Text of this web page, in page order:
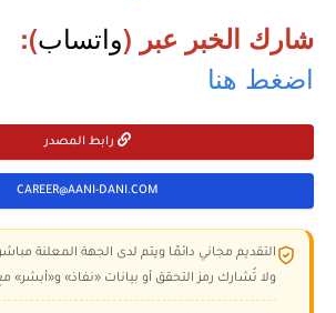
شارك الخبر عبر (واتساب):
اضغط هنا
رابط المصدر
CAREER@AANI-DANI.COM
التقديم مجاني دائمًا ويتم لدى الجهة المعلنة
ولا تُشارك رمز التحقق أو بيانات «نفاذ» و«أبشر»